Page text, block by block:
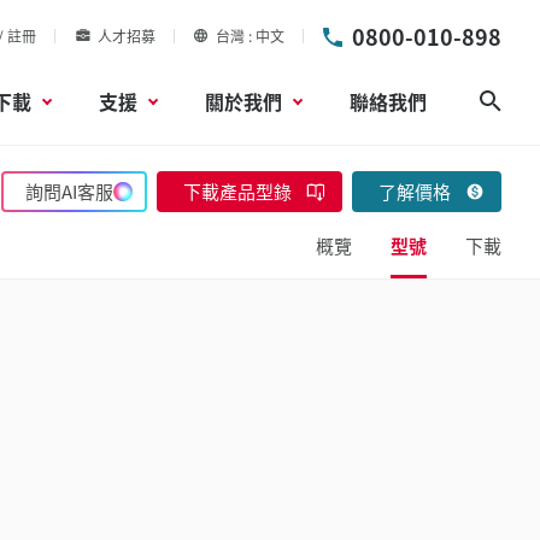
註冊 人才招募 台灣 中文 0800-010-898
載 支援 關於我們 聯絡我們
詢問AI客服 下載產品型錄 了解價格
概覽 型號 下載